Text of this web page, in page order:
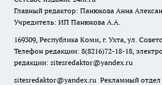
Главный редактор: Панюкова Анна
Учредитель: ИП Панюкова А.А.
169309, Республика Коми, г. Ухта, ул.
Телефон редакции: 8(8216)72-18-18,
редакции: sitesredaktor@yandex.ru
sitesredaktor@yandex.ru Рекламный отдел